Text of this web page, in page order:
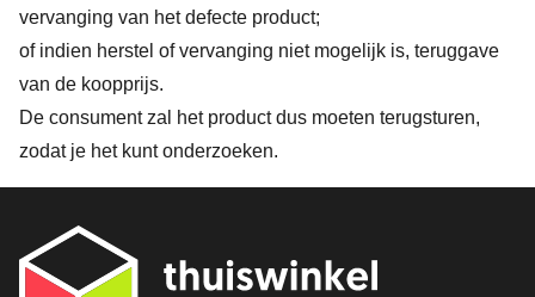
vervanging van het defecte product;
of indien herstel of vervanging niet mogelijk is, teruggave
van de koopprijs.
De consument zal het product dus moeten terugsturen,
zodat je het kunt onderzoeken.